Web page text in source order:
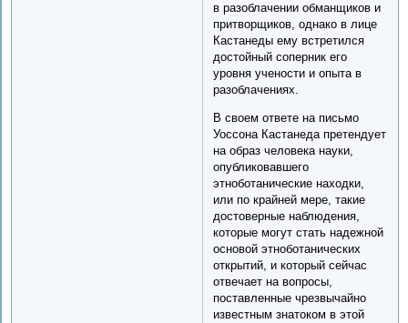
в разоблачении обманщиков и
притворщиков, однако в лице
Кастанеды ему встретился
достойный соперник его
уровня учености и опыта в
разоблачениях.
В своем ответе на письмо
Уоссона Кастанеда претендует
на образ человека науки,
опубликовавшего
этноботанические находки,
или по крайней мере, такие
достоверные наблюдения,
которые могут стать надежной
основой этноботанических
открытий, и который сейчас
отвечает на вопросы,
поставленные чрезвычайно
известным знатоком в этой